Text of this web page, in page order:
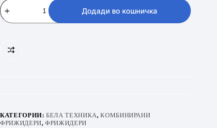
CANDY
CCE3T618FW
количина
Додади во кошничка
КАТЕГОРИИ:БЕЛА ТЕХНИКА,КОМБИНИРАНИ
ФРИЖИДЕРИ,ФРИЖИДЕРИ